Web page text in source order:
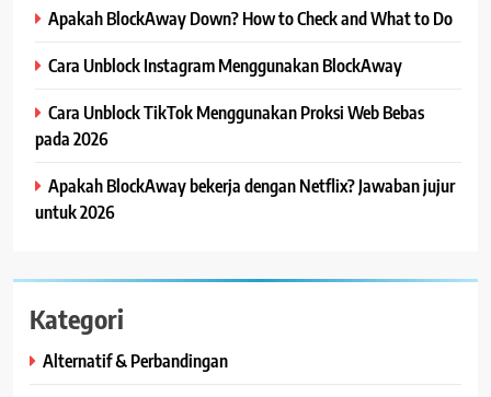
Apakah BlockAway Down? How to Check and What to Do
Cara Unblock Instagram Menggunakan BlockAway
Cara Unblock TikTok Menggunakan Proksi Web Bebas
pada 2026
Apakah BlockAway bekerja dengan Netflix? Jawaban jujur
untuk 2026
Kategori
Alternatif & Perbandingan